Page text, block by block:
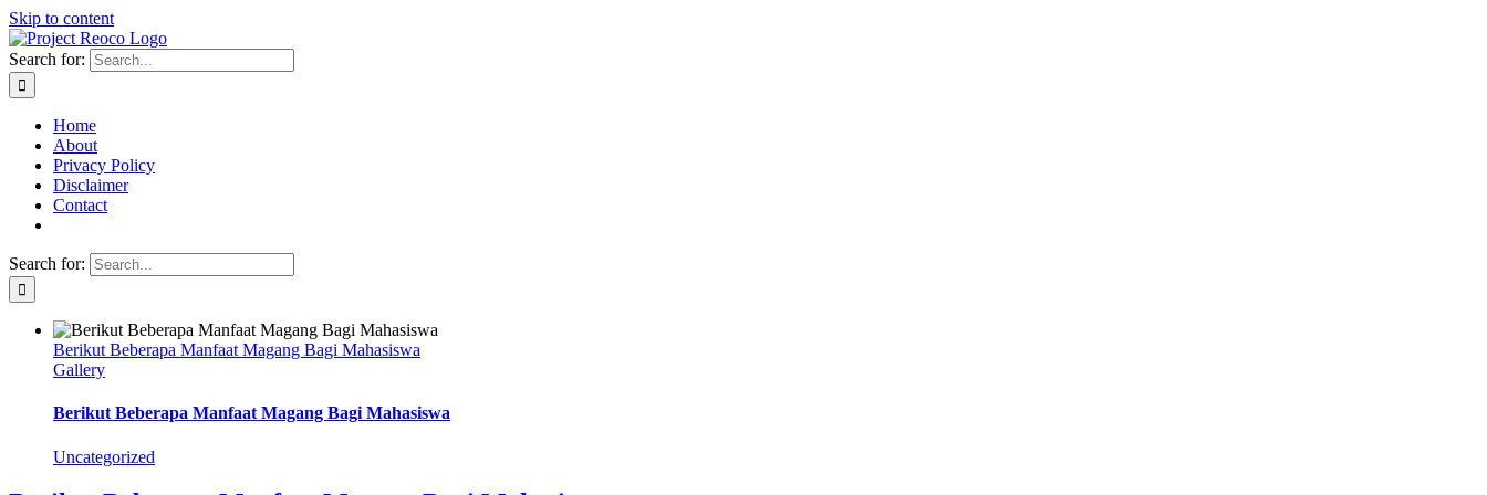
Skip to content
Search for:
Home
About
Privacy Policy
Disclaimer
Contact
Search for:
Berikut Beberapa Manfaat Magang Bagi Mahasiswa
Gallery
Berikut Beberapa Manfaat Magang Bagi Mahasiswa
Uncategorized